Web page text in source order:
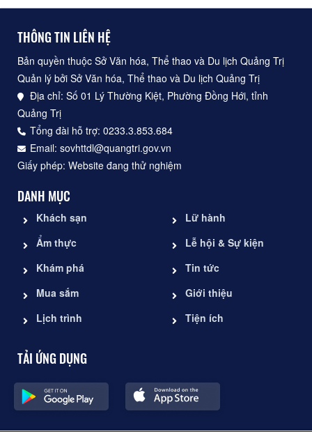
THÔNG TIN LIÊN HỆ
Bản quyền thuộc Sở Văn hóa, Thể thao và Du lịch Quảng Trị
Quản lý bởi Sở Văn hóa, Thể thao và Du lịch Quảng Trị
Địa chỉ: Số 01 Lý Thường Kiệt, Phường Đồng Hới, tỉnh
Quảng Trị
Tổng đài hỗ trợ: 0233.3.853.684
Email: sovhttdl@quangtri.gov.vn
Giấy phép: Website đang thử nghiệm
DANH MỤC
Khách sạn
Ẩm thực
Khám phá
Mua sắm
Lịch trình
Lữ hành
Lễ hội & Sự kiện
Tin tức
Giới thiệu
Tiện ích
TẢI ỨNG DỤNG